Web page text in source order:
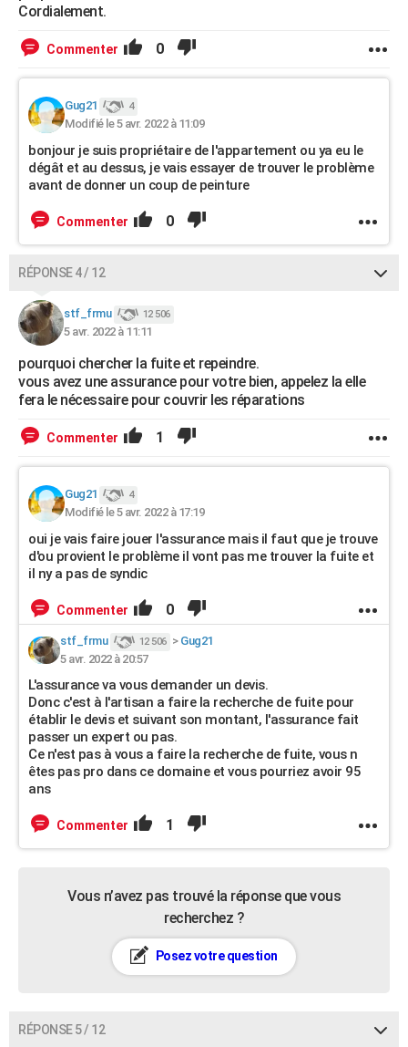
Cordialement.
Commenter 0
Gug21 4
Modifié le 5 avr. 2022 à 11:09
bonjour je suis propriétaire de l'appartement ou ya eu le
dégât et au dessus, je vais essayer de trouver le problème
avant de donner un coup de peinture
Commenter 0
RÉPONSE 4 / 12
stf_frmu 12 506
5 avr. 2022 à 11:11
pourquoi chercher la fuite et repeindre.
vous avez une assurance pour votre bien, appelez la elle
fera le nécessaire pour couvrir les réparations
Commenter 1
Gug21 4
Modifié le 5 avr. 2022 à 17:19
oui je vais faire jouer l'assurance mais il faut que je trouve
d'ou provient le problème il vont pas me trouver la fuite et
il ny a pas de syndic
Commenter 0
stf_frmu 12 506 > Gug21
5 avr. 2022 à 20:57
L'assurance va vous demander un devis.
Donc c'est à l'artisan a faire la recherche de fuite pour
établir le devis et suivant son montant, l'assurance fait
passer un expert ou pas.
Ce n'est pas à vous a faire la recherche de fuite, vous n
êtes pas pro dans ce domaine et vous pourriez avoir 95
ans
Commenter 1
Vous n’avez pas trouvé la réponse que vous
recherchez ?
Posez votre question
RÉPONSE 5 / 12